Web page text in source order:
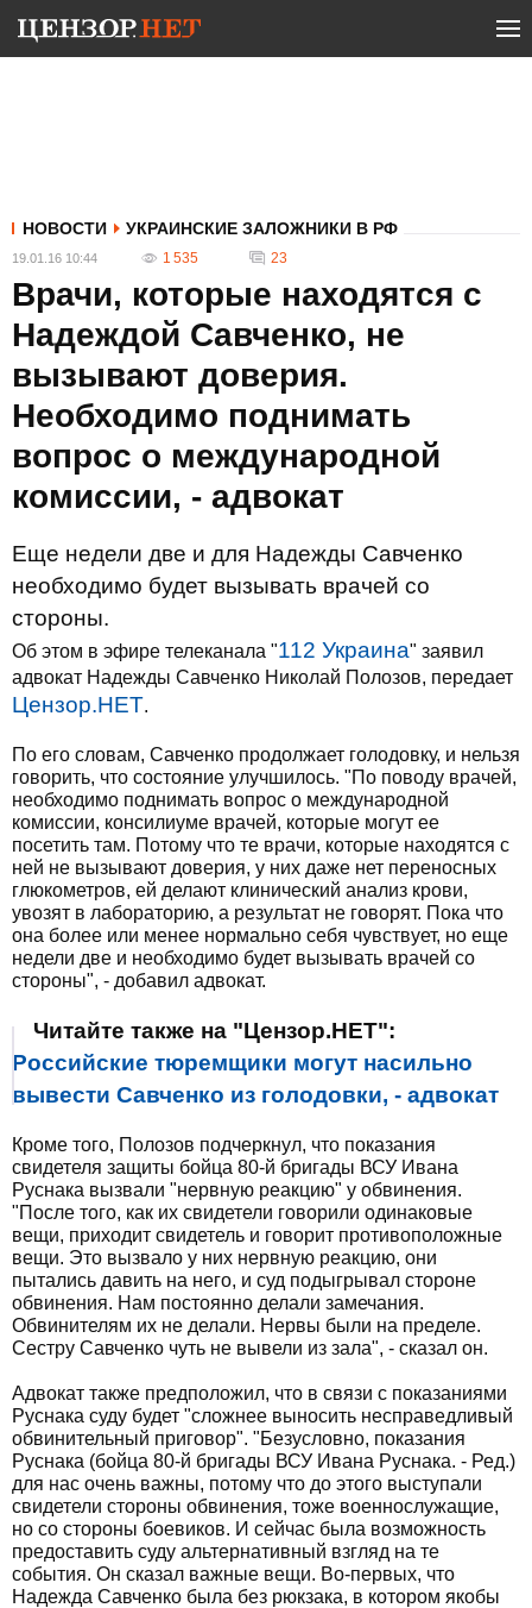
НОВОСТИ УКРАИНСКИЕ ЗАЛОЖНИКИ В РФ
19.01.16 10:44 1 535 23
Врачи, которые находятся с
Надеждой Савченко, не
вызывают доверия.
Необходимо поднимать
вопрос о международной
комиссии, - адвокат
Еще недели две и для Надежды Савченко
необходимо будет вызывать врачей со
стороны.
Об этом в эфире телеканала "112 Украина" заявил
адвокат Надежды Савченко Николай Полозов, передает
Цензор.НЕТ.
По его словам, Савченко продолжает голодовку, и нельзя
говорить, что состояние улучшилось. "По поводу врачей,
необходимо поднимать вопрос о международной
комиссии, консилиуме врачей, которые могут ее
посетить там. Потому что те врачи, которые находятся с
ней не вызывают доверия, у них даже нет переносных
глюкометров, ей делают клинический анализ крови,
увозят в лабораторию, а результат не говорят. Пока что
она более или менее нормально себя чувствует, но еще
недели две и необходимо будет вызывать врачей со
стороны", - добавил адвокат.
Читайте также на "Цензор.НЕТ":
Российские тюремщики могут насильно
вывести Савченко из голодовки, - адвокат
Кроме того, Полозов подчеркнул, что показания
свидетеля защиты бойца 80-й бригады ВСУ Ивана
Руснака вызвали "нервную реакцию" у обвинения.
"После того, как их свидетели говорили одинаковые
вещи, приходит свидетель и говорит противоположные
вещи. Это вызвало у них нервную реакцию, они
пытались давить на него, и суд подыгрывал стороне
обвинения. Нам постоянно делали замечания.
Обвинителям их не делали. Нервы были на пределе.
Сестру Савченко чуть не вывели из зала", - сказал он.
Адвокат также предположил, что в связи с показаниями
Руснака суду будет "сложнее выносить несправедливый
обвинительный приговор". "Безусловно, показания
Руснака (бойца 80-й бригады ВСУ Ивана Руснака. - Ред.)
для нас очень важны, потому что до этого выступали
свидетели стороны обвинения, тоже военнослужащие,
но со стороны боевиков. И сейчас была возможность
предоставить суду альтернативный взгляд на те
события. Он сказал важные вещи. Во-первых, что
Надежда Савченко была без рюкзака, в котором якобы